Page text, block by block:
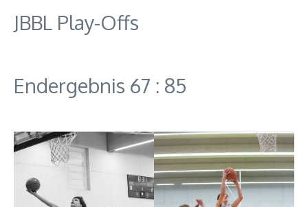
JBBL Play-Offs
Endergebnis 67 : 85